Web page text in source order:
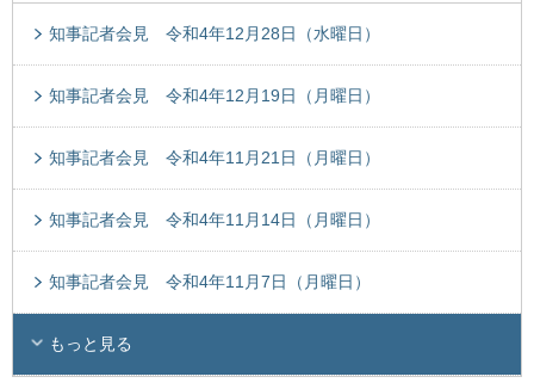
知事記者会見 令和4年12月28日（水曜日）
知事記者会見 令和4年12月19日（月曜日）
知事記者会見 令和4年11月21日（月曜日）
知事記者会見 令和4年11月14日（月曜日）
知事記者会見 令和4年11月7日（月曜日）
もっと見る